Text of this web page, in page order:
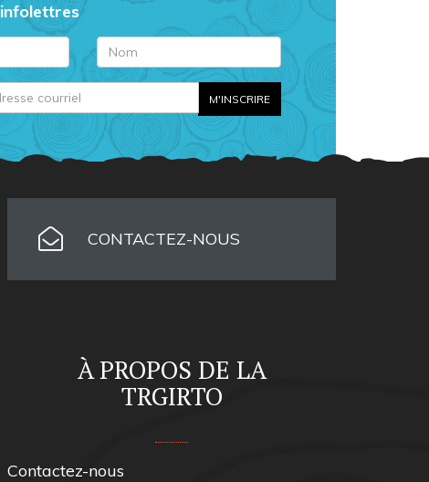
infolettres
CONTACTEZ-NOUS
À PROPOS DE LA
TRGIRTO
Contactez-nous